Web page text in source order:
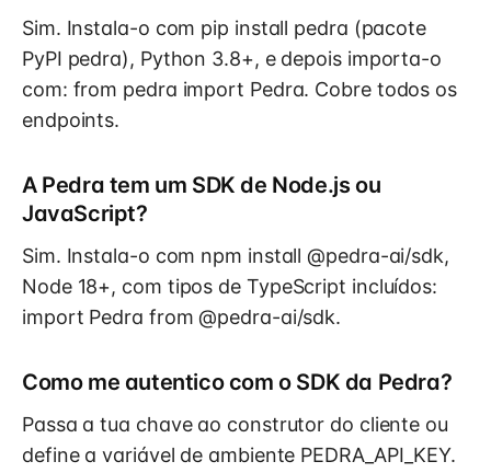
Sim. Instala-o com pip install pedra (pacote
PyPI pedra), Python 3.8+, e depois importa-o
com: from pedra import Pedra. Cobre todos os
endpoints.
A Pedra tem um SDK de Node.js ou
JavaScript?
Sim. Instala-o com npm install @pedra-ai/sdk,
Node 18+, com tipos de TypeScript incluídos:
import Pedra from @pedra-ai/sdk.
Como me autentico com o SDK da Pedra?
Passa a tua chave ao construtor do cliente ou
define a variável de ambiente PEDRA_API_KEY.